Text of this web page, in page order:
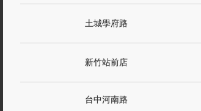
土城學府路
新竹站前店
台中河南路